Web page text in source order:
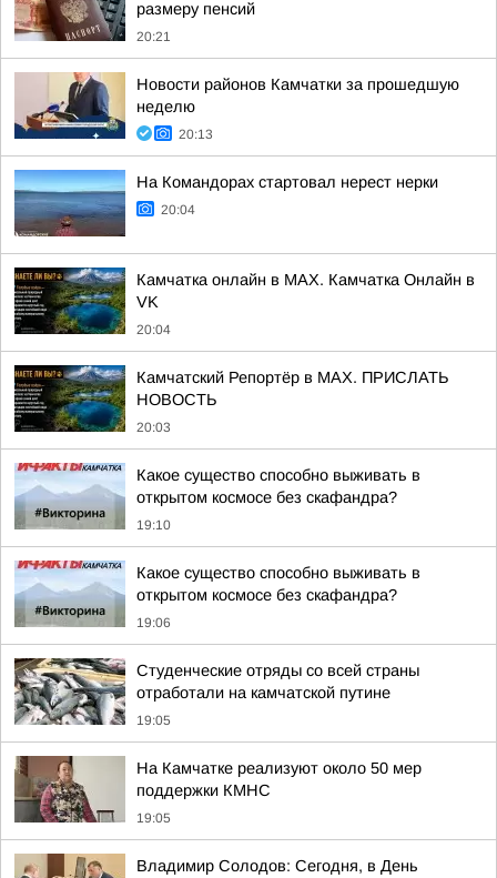
размеру пенсий
20:21
Новости районов Камчатки за прошедшую
неделю
20:13
На Командорах стартовал нерест нерки
20:04
Камчатка онлайн в MAX. Камчатка Онлайн в
VK
20:04
Камчатский Репортёр в MAX. ПРИСЛАТЬ
НОВОСТЬ
20:03
Какое существо способно выживать в
открытом космосе без скафандра?
19:10
Какое существо способно выживать в
открытом космосе без скафандра?
19:06
Студенческие отряды со всей страны
отработали на камчатской путине
19:05
На Камчатке реализуют около 50 мер
поддержки КМНС
19:05
Владимир Солодов: Сегодня, в День